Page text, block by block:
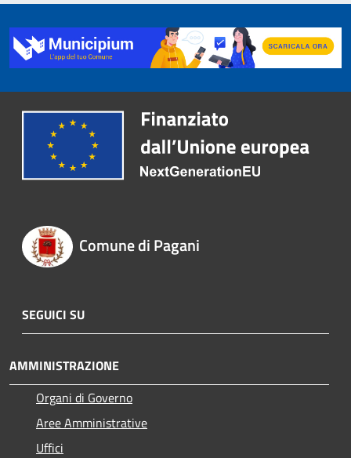
Comune di Pagani
SEGUICI SU
AMMINISTRAZIONE
Organi di Governo
Aree Amministrative
Uffici